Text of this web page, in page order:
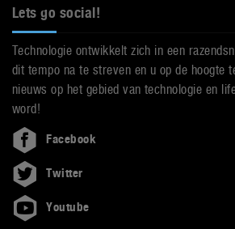
Lets go social!
Technologie ontwikkelt zich in een
dit tempo na te streven en u op de hoogte
nieuws op het gebied van technologie en
word!
Facebook
Twitter
Youtube